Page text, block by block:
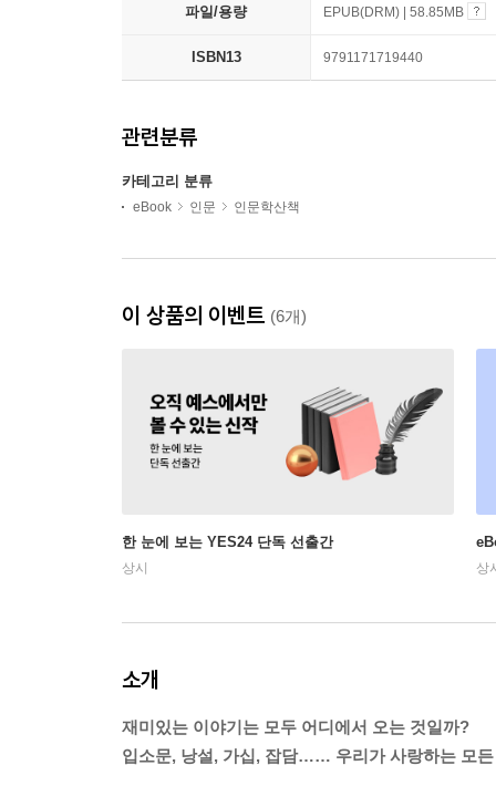
파일/용량 EPUB(DRM) | 58.85MB
ISBN13 9791171719440
관련분류
카테고리 분류
eBook 인문 인문학산책
이 상품의 이벤트 (6개)
한 눈에 보는 YES24 단독 선출간
상시 상
소개
재미있는 이야기는 모두 어디에서 오는 것일까?
입소문, 낭설, 가십, 잡담…… 우리가 사랑하는 모